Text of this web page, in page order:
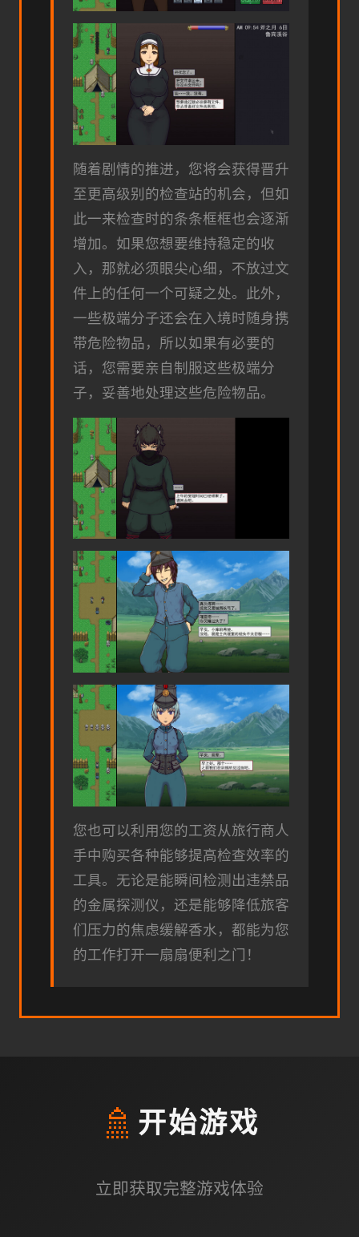
随着剧情的推进，您将会获得晋升
至更高级别的检查站的机会，但如
此一来检查时的条条框框也会逐渐
增加。如果您想要维持稳定的收
入，那就必须眼尖心细，不放过文
件上的任何一个可疑之处。此外，
一些极端分子还会在入境时随身携
带危险物品，所以如果有必要的
话，您需要亲自制服这些极端分
子，妥善地处理这些危险物品。
您也可以利用您的工资从旅行商人
手中购买各种能够提高检查效率的
工具。无论是能瞬间检测出违禁品
的金属探测仪，还是能够降低旅客
们压力的焦虑缓解香水，都能为您
的工作打开一扇扇便利之门！
🚿 开始游戏
立即获取完整游戏体验